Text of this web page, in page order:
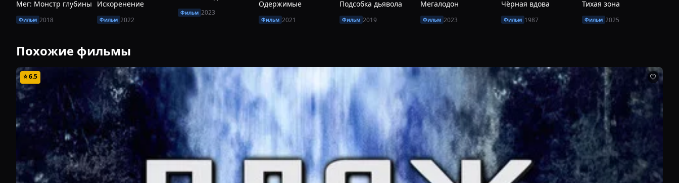
Мег: Монстр глубины
Фильм 2018
Искоренение
Фильм 2022
Фильм 2023
Одержимые
Фильм 2021
Подсобка дьявола
Фильм 2019
Мегалодон
Фильм 2023
Чёрная вдова
Фильм 1987
Тихая зона
Фильм 2025
Похожие фильмы
⭐6.5 🤍